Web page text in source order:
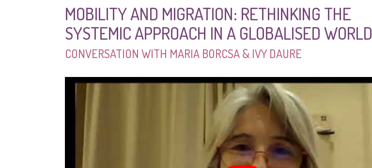
MOBILITY AND MIGRATION: RETHINKING THE
SYSTEMIC APPROACH IN A GLOBALISED WORLD
CONVERSATION WITH MARIA BORCSA & IVY DAURE